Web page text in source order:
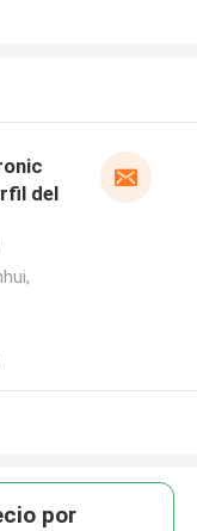
del
por